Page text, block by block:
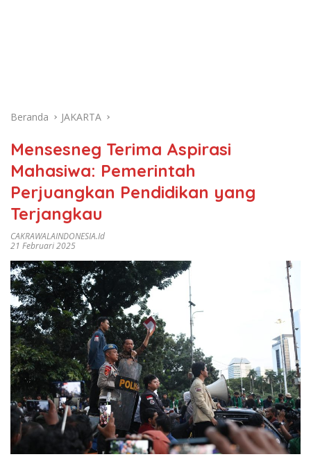
Beranda JAKARTA
Mensesneg Terima Aspirasi
Mahasiwa: Pemerintah
Perjuangkan Pendidikan yang
Terjangkau
CAKRAWALAINDONESIA.id
21 Februari 2025